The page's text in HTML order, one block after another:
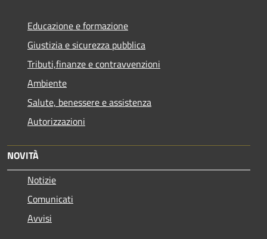
Educazione e formazione
Giustizia e sicurezza pubblica
Tributi,finanze e contravvenzioni
Ambiente
Salute, benessere e assistenza
Autorizzazioni
NOVITÀ
Notizie
Comunicati
Avvisi